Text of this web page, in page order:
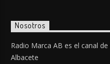
Nosotros
Radio Marca AB es el canal
Albacete